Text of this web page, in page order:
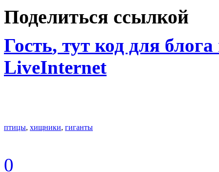
Поделиться ссылкой
Гость, тут код для
LiveInternet
птицы, хищники, гиганты
0